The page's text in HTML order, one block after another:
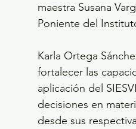
maestra Susana
Poniente del
Karla Ortega
fortalecer las
aplicación del
decisiones en
desde sus